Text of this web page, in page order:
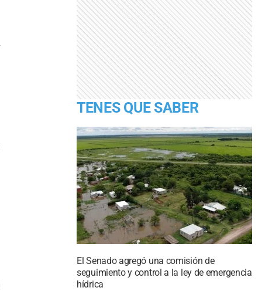
TENES QUE SABER
El Senado agregó una comisión de
seguimiento y control a la ley de emergencia
hídrica